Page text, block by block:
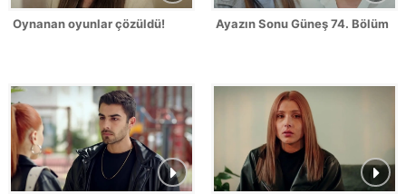
Oynanan oyunlar çözüldü! Ayazın Sonu Güneş 74. Bölüm